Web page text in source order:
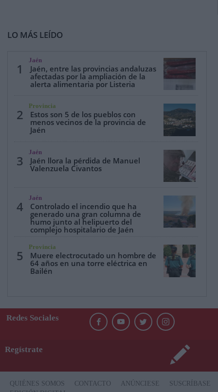
LO MÁS LEÍDO
1
Jaén
Jaén, entre las provincias andaluzas
afectadas por la ampliación de la
alerta alimentaria por Listeria
2
Provincia
Estos son 5 de los pueblos con
menos vecinos de la provincia de
Jaén
3
Jaén
Jaén llora la pérdida de Manuel
Valenzuela Civantos
4
Jaén
Controlado el incendio que ha
generado una gran columna de
humo junto al helipuerto del
complejo hospitalario de Jaén
5
Provincia
Muere electrocutado un hombre de
64 años en una torre eléctrica en
Bailén
Redes Sociales
Regístrate
QUIÉNES SOMOS CONTACTO ANÚNCIESE
SUSCRÍBASE